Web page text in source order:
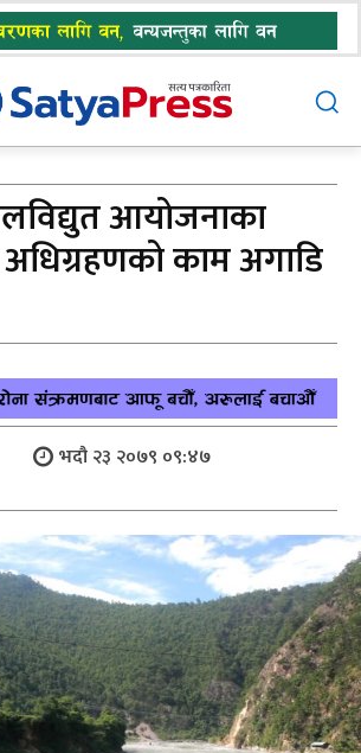
आयोजनाका
काम अगाडि
भदौ २३ २०७९ ०९:४७